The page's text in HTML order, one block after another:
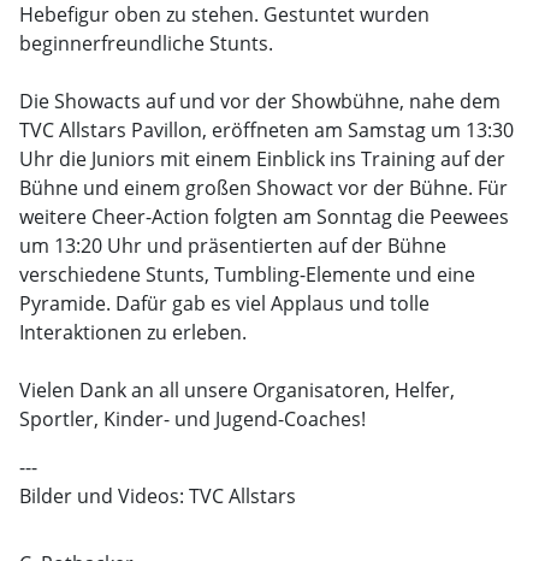
Hebefigur oben zu stehen. Gestuntet wurden
beginnerfreundliche Stunts.
Die Showacts auf und vor der Showbühne, nahe dem
TVC Allstars Pavillon, eröffneten am Samstag um 13:30
Uhr die Juniors mit einem Einblick ins Training auf der
Bühne und einem großen Showact vor der Bühne. Für
weitere Cheer-Action folgten am Sonntag die Peewees
um 13:20 Uhr und präsentierten auf der Bühne
verschiedene Stunts, Tumbling-Elemente und eine
Pyramide. Dafür gab es viel Applaus und tolle
Interaktionen zu erleben.
Vielen Dank an all unsere Organisatoren, Helfer,
Sportler, Kinder- und Jugend-Coaches!
---
Bilder und Videos: TVC Allstars